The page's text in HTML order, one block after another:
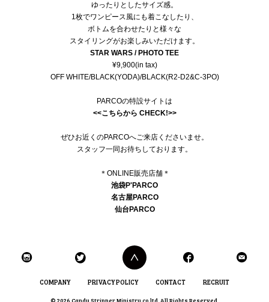
ゆったりとしたサイズ感。
1枚でワンピース風にも着こなしたり、
ボトムを合わせたりと様々な
スタイリングがお楽しみいただけます。
STAR WARS / PHOTO TEE
¥9,900(in tax)
OFF WHITE/BLACK(YODA)/BLACK(R2-D2&C-3PO)
PARCOの特設サイトは
<<こちらから CHECK!>>
ぜひお近くのPARCOへご来店くださいませ。
スタッフ一同お待ちしております。
＊ONLINE販売店舗＊
池袋P'PARCO
名古屋PARCO
仙台PARCO
COMPANY PRIVACY POLICY CONTACT RECRUIT
© 2026 Candy Stripper Ministry co ltd. All Rights Reserved.